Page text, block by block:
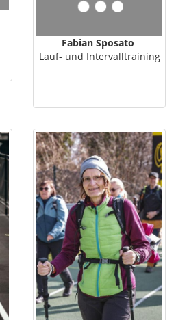
Fabian Sposato
Lauf- und Intervalltraining